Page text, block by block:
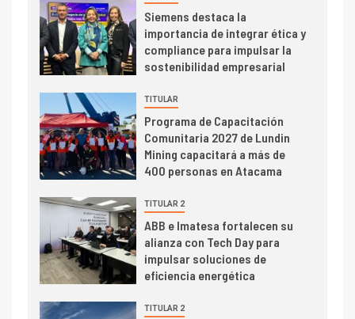
2
I+D
Producción minera en mayo de
2026 cae 10,6%
3
PIB minero impacta el
crecimiento regional: Banco
Central reporta resultados
trimestre
I+D
Informe bimensual de
Cochilco: precio del cobre
alcanza máximos por escasez
de concentrados
5 I+D
Siemens destaca la
importancia de integrar ética y
compliance para impulsar la
sostenibilidad empresarial
TITULAR
Programa de Capacitación
Comunitaria 2027 de Lundin
Mining capacitará a más de
400 personas en Atacama
TITULAR 2
ABB e Imatesa fortalecen su
alianza con Tech Day para
impulsar soluciones de
eficiencia energética
TITULAR 2